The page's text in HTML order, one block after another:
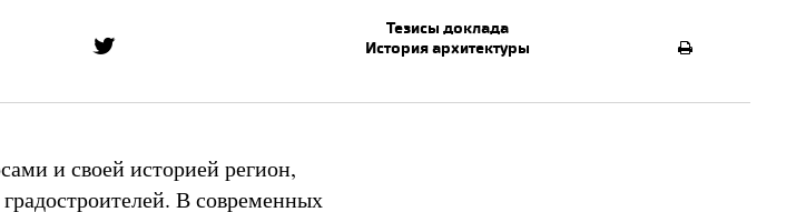
Тезисы доклада
История архитектуры
и своей историей регион,
В современных